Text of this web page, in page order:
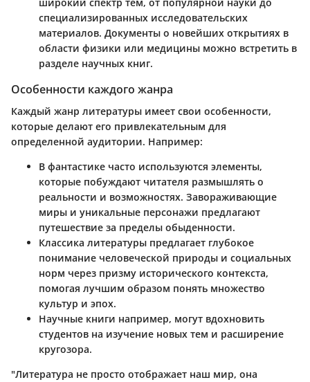
специализированных исследовательских
материалов. Документы о новейших открытиях в
области физики или медицины можно встретить в
разделе научных книг.
Особенности каждого жанра
Каждый жанр литературы имеет свои особенности,
которые делают его привлекательным для
определенной аудитории. Например:
В фантастике часто используются элементы,
которые побуждают читателя размышлять о
реальности и возможностях. Завораживающие
миры и уникальные персонажи предлагают
путешествие за пределы обыденности.
Классика литературы предлагает глубокое
понимание человеческой природы и социальных
норм через призму исторического контекста,
помогая лучшим образом понять множество
культур и эпох.
Научные книги например, могут вдохновить
студентов на изучение новых тем и расширение
кругозора.
"Литература не просто отображает наш мир, она